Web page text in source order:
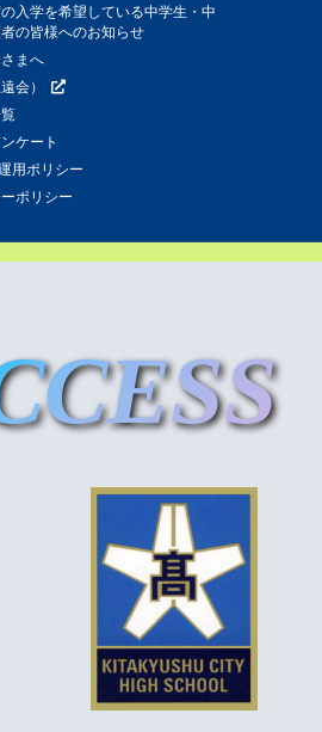
入学を希望している中学生・中
の皆様へのお知らせ
まへ
会）
ケート
用ポリシー
ポリシー